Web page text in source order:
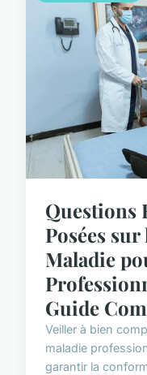
Questions
Posées
Maladie
Guide
Veiller à bien
maladie
garantir la